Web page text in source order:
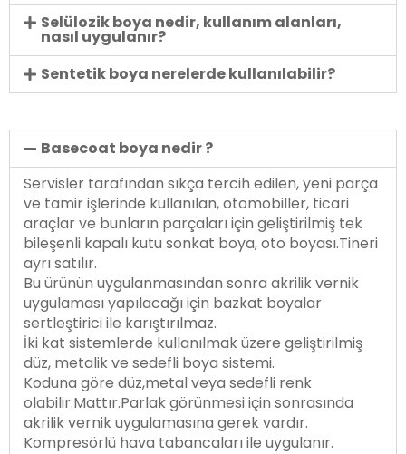
Selülozik boya nedir, kullanım alanları,
nasıl uygulanır?
Sentetik boya nerelerde kullanılabilir?
Basecoat boya nedir ?
Servisler tarafından sıkça tercih edilen, yeni parça
ve tamir işlerinde kullanılan, otomobiller, ticari
araçlar ve bunların parçaları için geliştirilmiş tek
bileşenli kapalı kutu sonkat boya, oto boyası.Tineri
ayrı satılır.
Bu ürünün uygulanmasından sonra akrilik vernik
uygulaması yapılacağı için bazkat boyalar
sertleştirici ile karıştırılmaz.
İki kat sistemlerde kullanılmak üzere geliştirilmiş
düz, metalik ve sedefli boya sistemi.
Koduna göre düz,metal veya sedefli renk
olabilir.Mattır.Parlak görünmesi için sonrasında
akrilik vernik uygulamasına gerek vardır.
Kompresörlü hava tabancaları ile uygulanır.